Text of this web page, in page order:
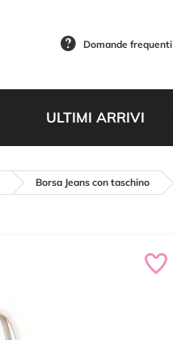
Domande frequenti
ULTIMI ARRIVI
Borsa Jeans con taschino